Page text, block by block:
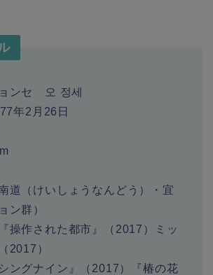
ンセ 오 정세
年2 月 26 日
道（けいしょうなんどう）・宜
ン群）
操作された都市』（ 2017 ）ミッ
2017 ）
ングナイン』（ 2017）『椿の花